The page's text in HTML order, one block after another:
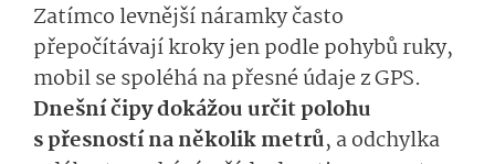
Zatímco levnější náramky často
přepočítávají kroky jen podle pohybů ruky,
mobil se spoléhá na přesné údaje z GPS.
Dnešní čipy dokážou určit polohu
s přesností na několik metrů, a odchylka